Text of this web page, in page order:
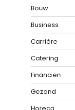
Bouw
Business
Carrière
Catering
Financiën
Gezond